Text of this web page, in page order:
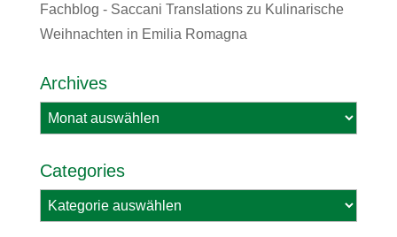
Fachblog - Saccani Translationszu Kulinarische
Weihnachten in Emilia Romagna
Archives
Archives
Categories
Categories